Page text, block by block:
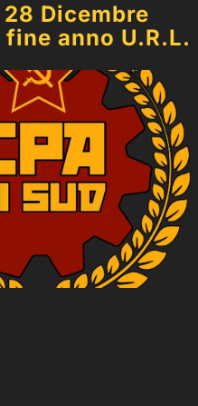
Dicembre
anno U.R.L.